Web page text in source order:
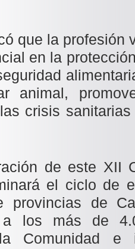
que la profesión
en la
animal,
crisis
de este XII
el ciclo de
provincias de
a los más de
Comunidad e